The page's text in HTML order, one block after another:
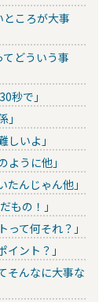
ところが大事
てどういう事
秒で」
しいよ」
ように他」
たんじゃん他」
もの！」
って何それ？」
ント？」
そんなに大事な